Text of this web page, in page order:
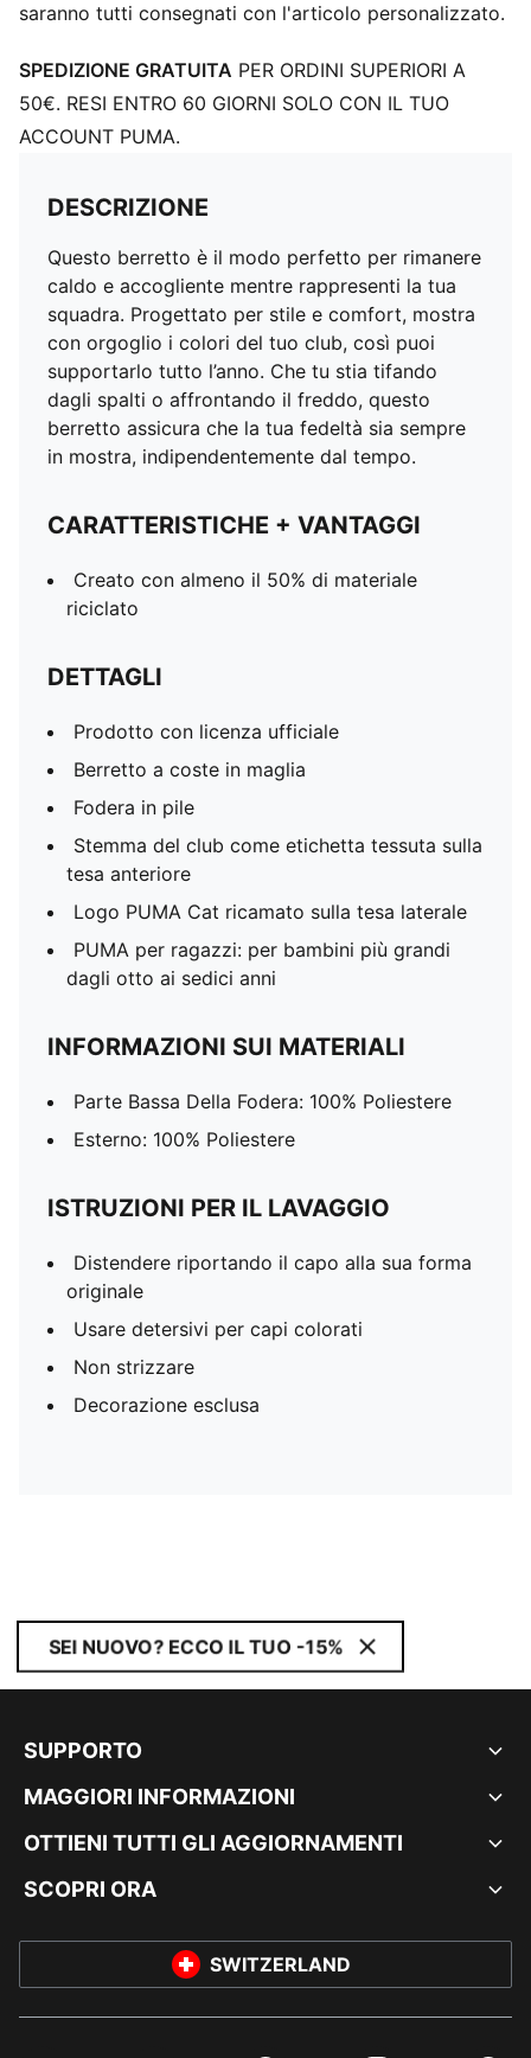
saranno tutti consegnati con l'articolo personalizzato.
SPEDIZIONE GRATUITA PER ORDINI SUPERIORI A
50€. RESI ENTRO 60 GIORNI SOLO CON IL TUO
ACCOUNT PUMA.
DESCRIZIONE
Questo berretto è il modo perfetto per rimanere
caldo e accogliente mentre rappresenti la tua
squadra. Progettato per stile e comfort, mostra
con orgoglio i colori del tuo club, così puoi
supportarlo tutto l’anno. Che tu stia tifando
dagli spalti o affrontando il freddo, questo
berretto assicura che la tua fedeltà sia sempre
in mostra, indipendentemente dal tempo.
CARATTERISTICHE + VANTAGGI
Creato con almeno il 50% di materiale
riciclato
DETTAGLI
Prodotto con licenza ufficiale
Berretto a coste in maglia
Fodera in pile
Stemma del club come etichetta tessuta sulla
tesa anteriore
Logo PUMA Cat ricamato sulla tesa laterale
PUMA per ragazzi: per bambini più grandi
dagli otto ai sedici anni
INFORMAZIONI SUI MATERIALI
Parte Bassa Della Fodera: 100% Poliestere
Esterno: 100% Poliestere
ISTRUZIONI PER IL LAVAGGIO
Distendere riportando il capo alla sua forma
originale
Usare detersivi per capi colorati
Non strizzare
Decorazione esclusa
SEI NUOVO? ECCO IL TUO -15%
SUPPORTO
MAGGIORI INFORMAZIONI
OTTIENI TUTTI GLI AGGIORNAMENTI
SCOPRI ORA
SWITZERLAND